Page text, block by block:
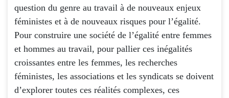
question du genre au travail à de nouveaux enjeux
féministes et à de nouveaux risques pour l’égalité.
Pour construire une société de l’égalité entre femmes
et hommes au travail, pour pallier ces inégalités
croissantes entre les femmes, les recherches
féministes, les associations et les syndicats se doivent
d’explorer toutes ces réalités complexes, ces